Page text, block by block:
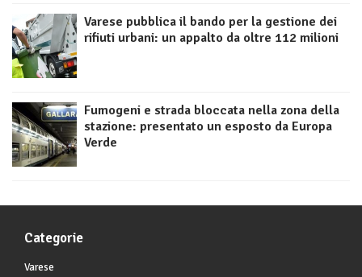
Varese pubblica il bando per la gestione dei
rifiuti urbani: un appalto da oltre 112 milioni
Fumogeni e strada bloccata nella zona della
stazione: presentato un esposto da Europa
Verde
Categorie
Varese